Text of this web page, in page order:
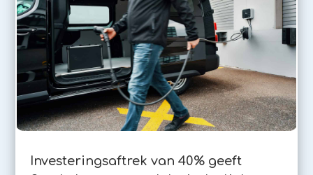
Investeringsaftrek van 40% geeft